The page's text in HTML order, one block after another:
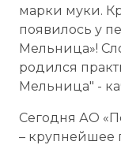
марки муки.
появилось у
Мельница»!
родился
Мельница" -
Сегодня АО
– крупнейшее